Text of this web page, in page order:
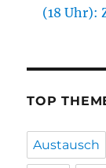
(18 Uhr):
TOP
Austausch